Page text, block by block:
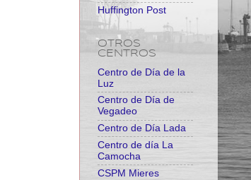
Huffington Post
OTROS
CENTROS
Centro de Día de la
Luz
Centro de Día de
Vegadeo
Centro de Día Lada
Centro de día La
Camocha
CSPM Mieres